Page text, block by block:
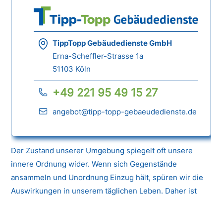
TippTopp Gebäudedienste GmbH
Erna-Scheffler-Strasse 1a
51103 Köln
+49 221 95 49 15 27
angebot@tipp-topp-gebaeudedienste.de
Der Zustand unserer Umgebung spiegelt oft unsere
innere Ordnung wider. Wenn sich Gegenstände
ansammeln und Unordnung Einzug hält, spüren wir die
Auswirkungen in unserem täglichen Leben. Daher ist